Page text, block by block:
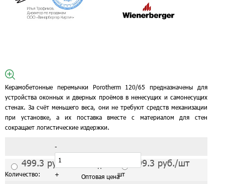
Керамобетонные перемычки Porotherm 120/65 предназначены для
устройства оконных и дверных проёмов в ненесущих и самонесущих
стенах. За счёт меньшего веса, они не требуют средств механизации
при установке, а их поставка вместе с материалом для стен
сокращает логистические издержки.
Количество:
-
+ шт
499.3 руб./шт 499.3 руб./шт
Оптовая цена